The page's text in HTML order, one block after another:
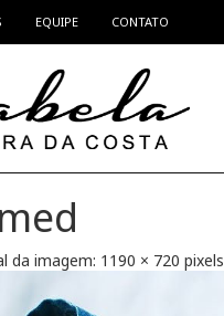
EQUIPE CONTATO
da imagem: 1190 × 720 pixels